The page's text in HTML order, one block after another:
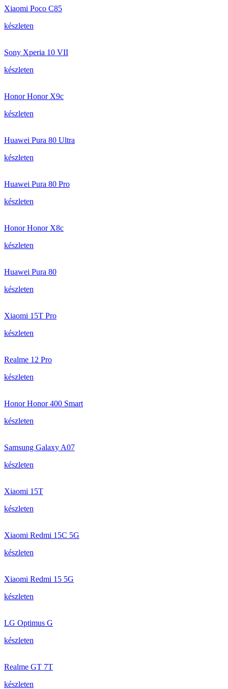
Xiaomi Poco C85
készleten
Sony Xperia 10 VII
készleten
Honor Honor X9c
készleten
Huawei Pura 80 Ultra
készleten
Huawei Pura 80 Pro
készleten
Honor Honor X8c
készleten
Huawei Pura 80
készleten
Xiaomi 15T Pro
készleten
Realme 12 Pro
készleten
Honor Honor 400 Smart
készleten
Samsung Galaxy A07
készleten
Xiaomi 15T
készleten
Xiaomi Redmi 15C 5G
készleten
Xiaomi Redmi 15 5G
készleten
LG Optimus G
készleten
Realme GT 7T
készleten